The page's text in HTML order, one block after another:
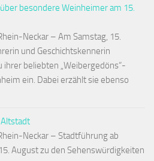
besondere Weinheimer am 15.
Neckar – Am Samstag, 15.
und Geschichtskennerin
ihrer beliebten „Weibergedöns“-
ein. Dabei erzählt sie ebenso
Neckar – Stadtführung ab
August zu den Sehenswürdigkeiten